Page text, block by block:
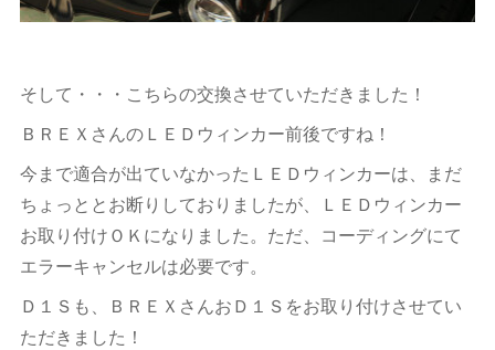
そして・・・こちらの交換させていただきました！
ＢＲＥＸさんのＬＥＤウィンカー前後ですね！
今まで適合が出ていなかったＬＥＤウィンカーは、まだ
ちょっととお断りしておりましたが、ＬＥＤウィンカー
お取り付けＯＫになりました。ただ、コーディングにて
エラーキャンセルは必要です。
Ｄ１Ｓも、ＢＲＥＸさんおＤ１Ｓをお取り付けさせてい
ただきました！